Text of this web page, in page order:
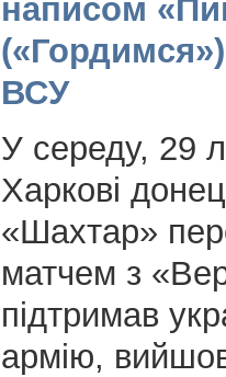
написом
ВСУ
У середу, 29
Харкові
«Шахтар»
матчем з
підтримав
армію,